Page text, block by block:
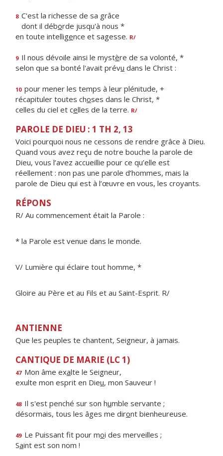
8 C'est la richesse de sa grâce
dont il déborde jusqu'à nous *
en toute intelligence et sagesse. R/
9 Il nous dévoile ainsi le mystère de sa volonté, *
selon que sa bonté l'avait prévu dans le Christ :
10 pour mener les temps à leur plénitude, +
récapituler toutes choses dans le Christ, *
celles du ciel et celles de la terre. R/
PAROLE DE DIEU : 1 TH 2, 13
Voici pourquoi nous ne cessons de rendre grâce à Dieu.
Quand vous avez reçu de notre bouche la parole de
Dieu, vous l’avez accueillie pour ce qu’elle est
réellement : non pas une parole d’hommes, mais la
parole de Dieu qui est à l’œuvre en vous, les croyants.
RÉPONS
R/ Au commencement était la Parole :
* la Parole est venue dans le monde.
V/ Lumière qui éclaire tout homme, *
Gloire au Père et au Fils et au Saint-Esprit. R/
ANTIENNE
Que les peuples te chantent, Seigneur, à jamais.
CANTIQUE DE MARIE (LC 1)
47 Mon âme exalte le Seigneur,
exulte mon esprit en Dieu, mon Sauveur !
48 Il s'est penché sur son humble servante ;
désormais, tous les âges me diront bienheureuse.
49 Le Puissant fit pour moi des merveilles ;
Saint est son nom !